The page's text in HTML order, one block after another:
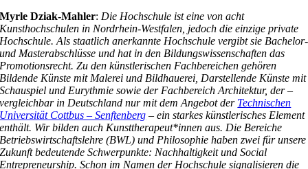
Myrle Dziak-Mahler: Die Hochschule ist eine von acht
Kunsthochschulen in Nordrhein-Westfalen, jedoch die einzige private
Hochschule. Als staatlich anerkannte Hochschule vergibt sie Bachelor-
und Masterabschlüsse und hat in den Bildungswissenschaften das
Promotionsrecht. Zu den künstlerischen Fachbereichen gehören
Bildende Künste mit Malerei und Bildhauerei, Darstellende Künste mit
Schauspiel und Eurythmie sowie der Fachbereich Architektur, der –
vergleichbar in Deutschland nur mit dem Angebot der Technischen
Universität Cottbus – Senftenberg – ein starkes künstlerisches Element
enthält. Wir bilden auch Kunsttherapeut*innen aus. Die Bereiche
Betriebswirtschaftslehre (BWL) und Philosophie haben zwei für unsere
Zukunft bedeutende Schwerpunkte: Nachhaltigkeit und Social
Entrepreneurship. Schon im Namen der Hochschule signalisieren die